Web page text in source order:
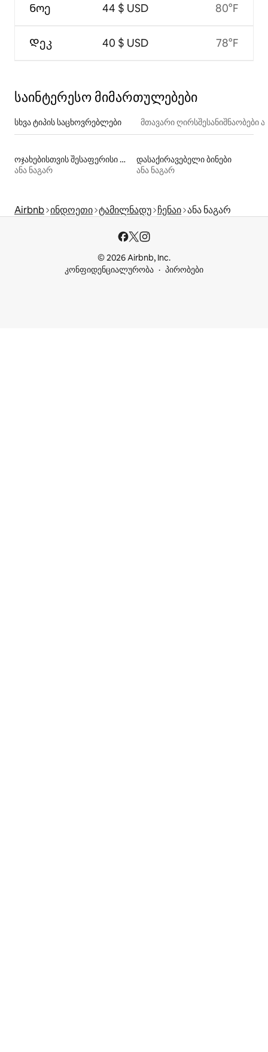
Ნოე
Დეკ
44 $ USD
40 $ USD
80°F
78°F
საინტერესო მიმართულებები
სხვა ტიპის საცხოვრებლები მთავარი
ოჯახებისთვის შესაფერისი დასაქირავებელი საცხოვრებლები
ანა ნაგარ
დასაქირავებელი ბინები
ანა ნაგარ
Airbnb ინდოეთი ტამილნადუ ჩენაი ანა ნაგარ
© 2026 Airbnb, Inc.
კონფიდენციალურობა
პირობები